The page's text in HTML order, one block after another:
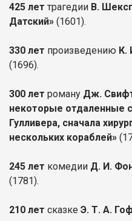
425 лет трагедии В.
Датский» (1601).
330 лет произведению К.
(1696).
300 лет роману Дж.
некоторые отдаленные
Гулливера, сначала
нескольких кораблей»
245 лет комедии Д. И.
(1781).
210 лет сказке Э. Т. А.